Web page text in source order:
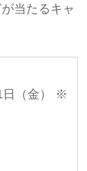
当たるキャ
日（金） ※